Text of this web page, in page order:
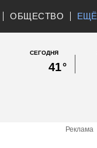
ОБЩЕСТВО ЕЩЁ
СЕГОДНЯ
41°
Реклама